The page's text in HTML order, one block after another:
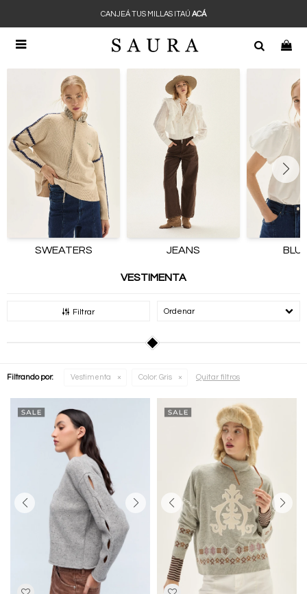

CANJEÁ TUS MILLAS ITAÚ ACÁ
SWEATERS JEANS
VESTIMENTA
Filtrar Recomendados
Filtrando por: Vestimenta Color: Gris Quitar filtros